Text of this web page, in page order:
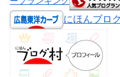
にほんブロ